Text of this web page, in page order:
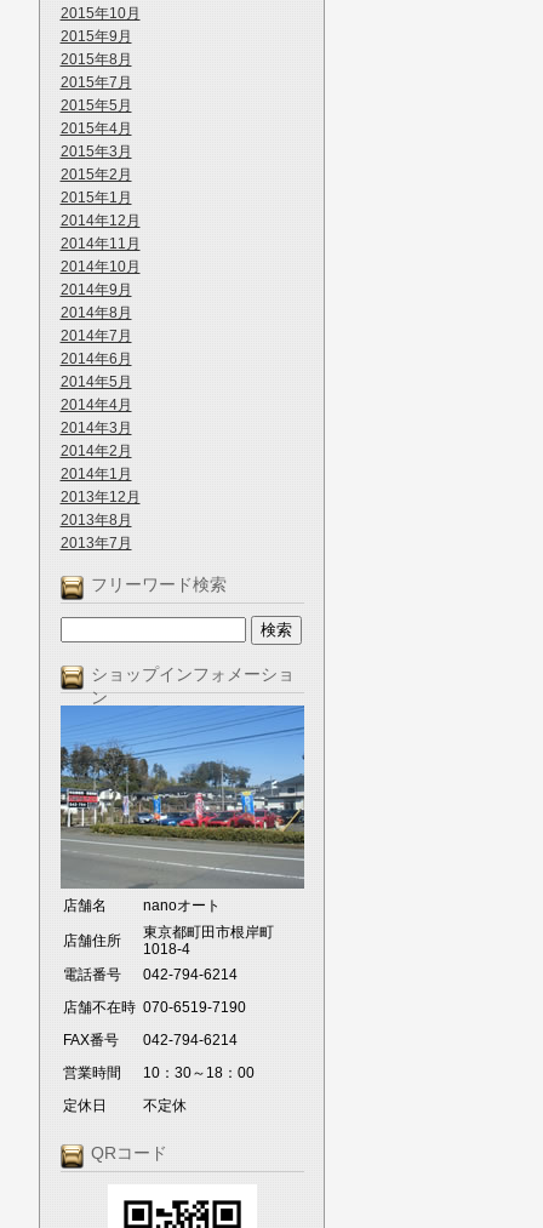
2015年10月
2015年9月
2015年8月
2015年7月
2015年5月
2015年4月
2015年3月
2015年2月
2015年1月
2014年12月
2014年11月
2014年10月
2014年9月
2014年8月
2014年7月
2014年6月
2014年5月
2014年4月
2014年3月
2014年2月
2014年1月
2013年12月
2013年8月
2013年7月
フリーワード検索
ショップインフォメーショ
ン
店舗名 nanoオート
店舗住所
東京都町田市根岸町
1018-4
電話番号
042-794-6214
店舗不在時 070-6519-7190
FAX番号
042-794-6214
営業時間
10：30～18：00
定休日
不定休
QRコード